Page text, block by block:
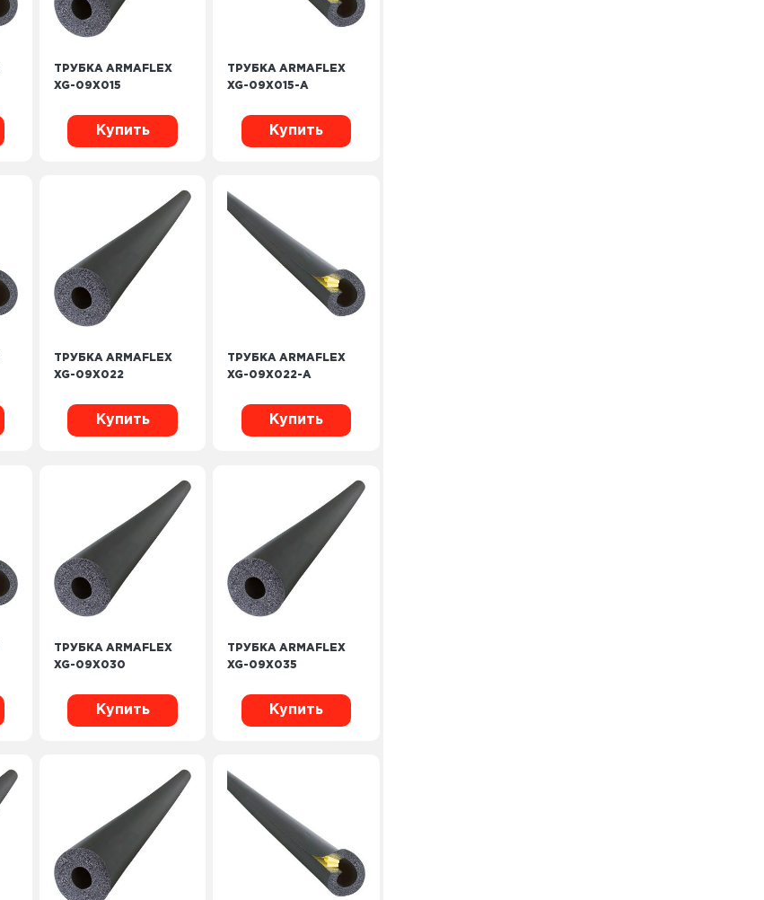
ТРУБКА ARMAFLEX
XG-09X015
Купить
ТРУБКА ARMAFLEX
XG-09X015-A
Купить
ТРУБКА ARMAFLEX
XG-09X022
Купить
ТРУБКА ARMAFLEX
XG-09X022-A
Купить
ТРУБКА ARMAFLEX
XG-09X030
Купить
ТРУБКА ARMAFLEX
XG-09X035
Купить